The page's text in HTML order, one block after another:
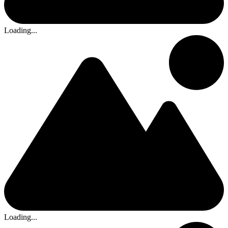
Loading...
Loading...